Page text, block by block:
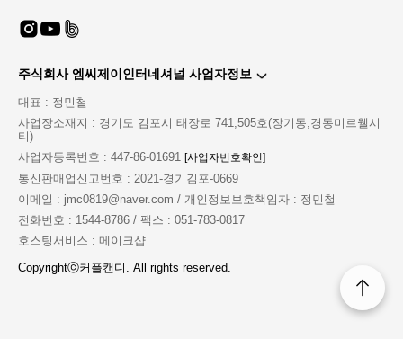
MD'S PICK COMMENT
explanation of product
커플캔디 베스트아이템!!
좀 더 여리여리한 핏감.
주식회사 엠씨제이인터네셔널 사업자정보
대표 : 정민철
사업장소재지 : 경기도 김포시 태장로 741,505호(장기동,경동미르웰시
티)
사업자등록번호 : 447-86-01691 [사업자번호확인]
통신판매업신고번호 : 2021-경기김포-0669
이메일 : jmc0819@naver.com / 개인정보보호책임자 : 정민철
전화번호 : 1544-8786 / 팩스 : 051-783-0817
호스팅서비스 : 메이크샵
Copyrightⓒ커플캔디. All rights reserved.